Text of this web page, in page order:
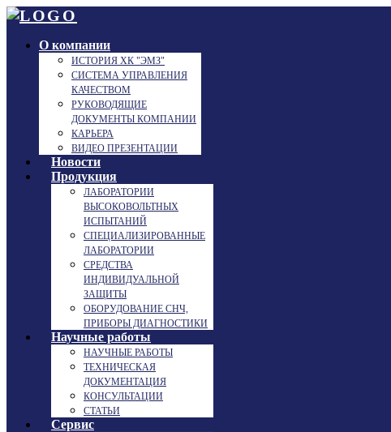
О компании
ИСТОРИЯ ХК "ЭМЗ"
СИСТЕМА УПРАВЛЕНИЯ
КАЧЕСТВОМ
РУКОВОДЯЩИЕ
ДОКУМЕНТЫ КОМПАНИИ
КАРЬЕРА
ВИДЕО ПРЕЗЕНТАЦИИ
Новости
Продукция
ЛАБОРАТОРИИ
ВЫСОКОВОЛЬТНЫХ
ИСПЫТАНИЙ
СПЕЦИАЛИЗИРОВАННЫЕ
ЛАБОРАТОРИИ
СРЕДСТВА
ИНДИВИДУАЛЬНОЙ
ЗАЩИТЫ
ОБОРУДОВАНИЕ СНЧ,
ПРИБОРЫ ДИАГНОСТИКИ
Научные работы
НАУЧНЫЕ РАБОТЫ
ТЕХНИЧЕСКАЯ
ДОКУМЕНТАЦИЯ
КОНСУЛЬТАЦИИ
СТАТЬИ
Сервис